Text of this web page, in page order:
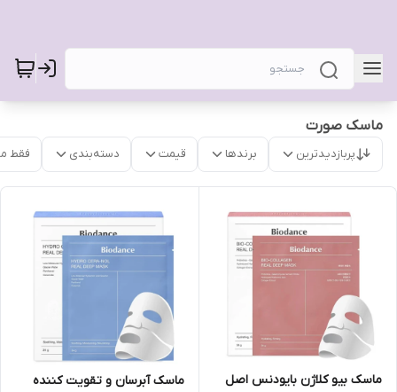
ماسک صورت
پربازدیدترین برندها قیمت دسته‌بندی فقط
ماسک بیو کلاژن بایودنس اصل
ماسک آبرسان و تقویت کننده